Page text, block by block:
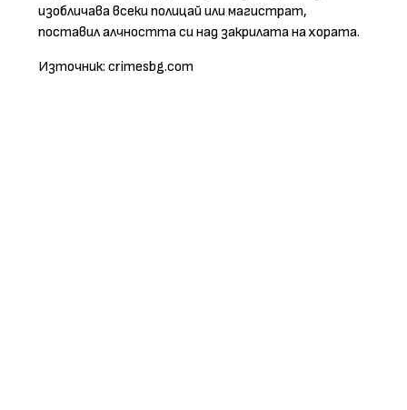
изобличава всеки полицай или магистрат,
поставил алчността си над закрилата на хората.
Източник: crimesbg.com